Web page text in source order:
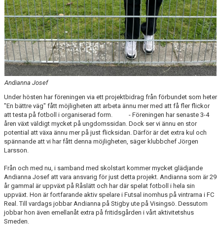
"VAPENDRAGARE 2026"
FRITIDSKORTET/AVGIFTER
Andianna Josef
Under hösten har föreningen via ett projektbidrag från förbundet som heter
"En bättre väg" fått möjligheten att arbeta ännu mer med att få fler flickor
att testa på fotboll i organiserad form. - Föreningen har senaste 3-4
åren växt väldigt mycket på ungdomssidan. Dock ser vi ännu en stor
potential att växa ännu mer på just flicksidan. Därför är det extra kul och
spännande att vi har fått denna möjligheten, säger klubbchef Jörgen
Larsson.
Från och med nu, i samband med skolstart kommer mycket glädjande
Andianna Josef att vara ansvarig för just detta projekt. Andianna som är 29
år gammal är uppväxt på Råslätt och har där spelat fotboll i hela sin
uppväxt. Hon är fortfarande aktiv spelare i Futsal inomhus på vintrarna i FC
Real. Till vardags jobbar Andianna på Stigby ute på Visingsö. Dessutom
jobbar hon även emellanåt extra på fritidsgården i vårt aktivitetshus
Smeden.